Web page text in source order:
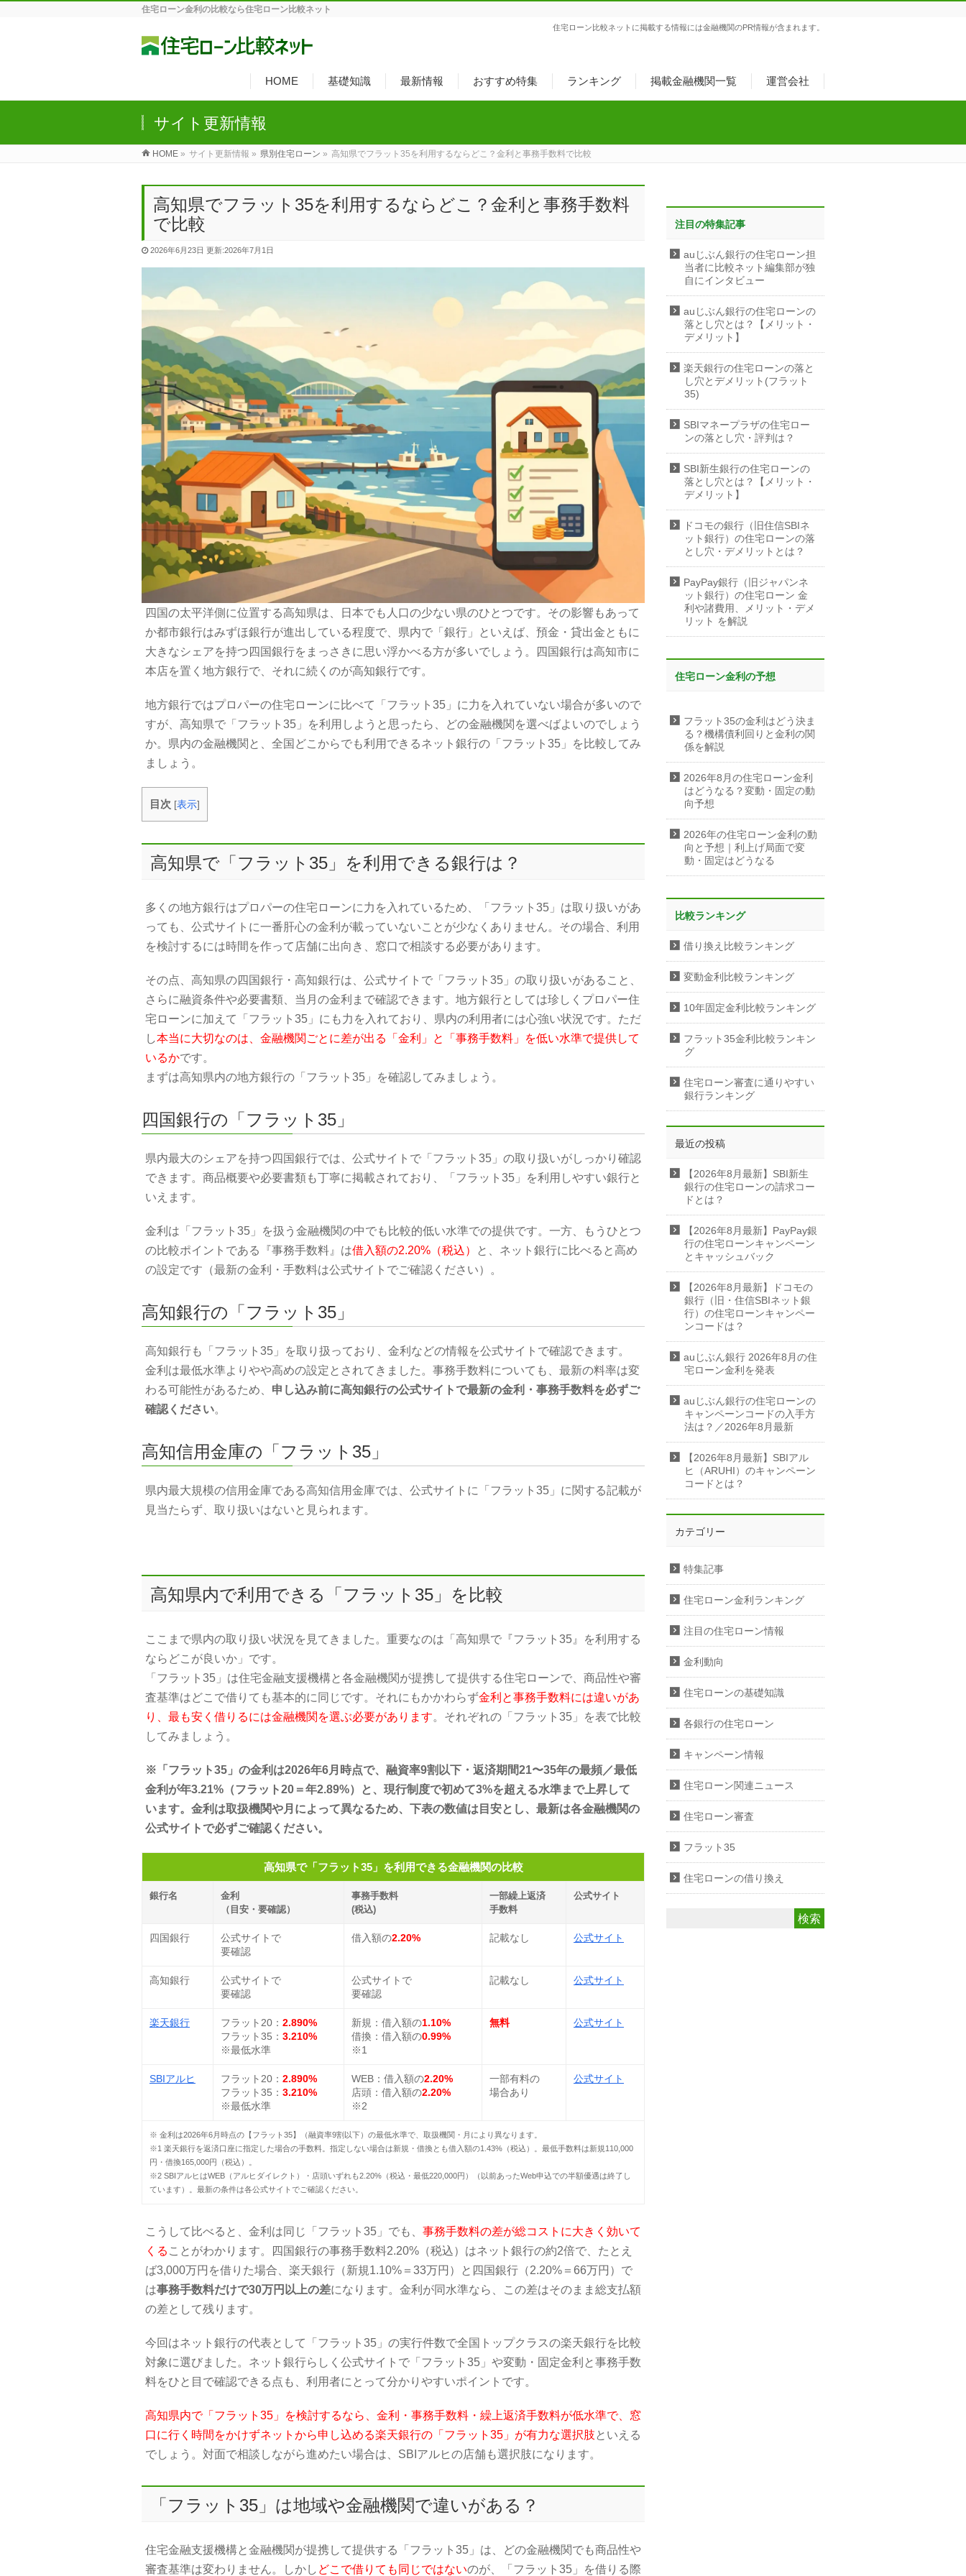
住宅ローン金利の比較なら住宅ローン比較ネット
HOME 基礎知識 最新情報 おすすめ特集 ランキング 掲載金融機関一覧 運営会社
住宅ローン比較ネットに掲載する情報には金融機関のPR情報が含まれます。
サイト更新情報
HOME » サイト更新情報 » 県別住宅ローン » 高知県でフラット35を利用するならどこ？金利と事務手数料で比較
高知県でフラット35を利用するならどこ？金利と事務手数料
で比較
2026年6月23日 更新:2026年7月1日
四国の太平洋側に位置する高知県は、日本でも人口の少ない県のひとつです。その影響もあって
か都市銀行はみずほ銀行が進出している程度で、県内で「銀行」といえば、預金・貸出金ともに
大きなシェアを持つ四国銀行をまっさきに思い浮かべる方が多いでしょう。四国銀行は高知市に
本店を置く地方銀行で、それに続くのが高知銀行です。
地方銀行ではプロパーの住宅ローンに比べて「フラット35」に力を入れていない場合が多いので
すが、高知県で「フラット35」を利用しようと思ったら、どの金融機関を選べばよいのでしょう
か。県内の金融機関と、全国どこからでも利用できるネット銀行の「フラット35」を比較してみ
ましょう。
目次 [表示]
高知県で「フラット35」を利用できる銀行は？
多くの地方銀行はプロパーの住宅ローンに力を入れているため、「フラット35」は取り扱いがあ
っても、公式サイトに一番肝心の金利が載っていないことが少なくありません。その場合、利用
を検討するには時間を作って店舗に出向き、窓口で相談する必要があります。
その点、高知県の四国銀行・高知銀行は、公式サイトで「フラット35」の取り扱いがあること、
さらに融資条件や必要書類、当月の金利まで確認できます。地方銀行としては珍しくプロパー住
宅ローンに加えて「フラット35」にも力を入れており、県内の利用者には心強い状況です。ただ
し本当に大切なのは、金融機関ごとに差が出る「金利」と「事務手数料」を低い水準で提供して
いるかです。
まずは高知県内の地方銀行の「フラット35」を確認してみましょう。
四国銀行の「フラット35」
県内最大のシェアを持つ四国銀行では、公式サイトで「フラット35」の取り扱いがしっかり確認
できます。商品概要や必要書類も丁寧に掲載されており、「フラット35」を利用しやすい銀行と
いえます。
金利は「フラット35」を扱う金融機関の中でも比較的低い水準での提供です。一方、もうひとつ
の比較ポイントである『事務手数料』は借入額の2.20%（税込）
と、ネット銀行に比べると高め
の設定です（最新の金利・手数料は公式サイトでご確認ください）。
高知銀行の「フラット35」
高知銀行も「フラット35」を取り扱っており、金利などの情報を公式サイトで確認できます。
金利は最低水準よりやや高めの設定とされてきました。事務手数料についても、最新の料率は変
わる可能性があるため、 申し込み前に高知銀行の公式サイトで最新の金利・事務手数料を必ずご
確認ください。
高知信用金庫の「フラット35」
県内最大規模の信用金庫である高知信用金庫では、公式サイトに「フラット35」に関する記載が
見当たらず、取り扱いはないと見られます。
高知県内で利用できる「フラット35」を比較
ここまで県内の取り扱い状況を見てきました。重要なのは「高知県で『フラット35』を利用する
ならどこが良いか」です。
「フラット35」は住宅金融支援機構と各金融機関が提携して提供する住宅ローンで、商品性や審
査基準はどこで借りても基本的に同じです。それにもかかわらず金利と事務手数料には違いがあ
り、最も安く借りるには金融機関を選ぶ必要があります。それぞれの「フラット35」を表で比較
してみましょう。
※「フラット35」の金利は2026年6月時点で、融資率9割以下・返済期間21〜35年の最頻／最低
金利が年3.21%（フラット20＝年2.89%）と、現行制度で初めて3%を超える水準まで上昇して
います。金利は取扱機関や月によって異なるため、下表の数値は目安とし、最新は各金融機関の
公式サイトで必ずご確認ください。
高知県で「フラット35」を利用できる金融機関の比較
銀行名
金利
（目安・要確認）
事務手数料
(税込)
一部繰上返済
手数料
公式サイト
四国銀行
公式サイトで
要確認
借入額の2.20% 記載なし 公式サイト
高知銀行
公式サイトで
要確認
公式サイトで
要確認
記載なし 公式サイト
楽天銀行 フラット20： 2.890%
フラット35： 3.210%
※最低水準
新規：借入額の1.10%
借換：借入額の0.99%
※1
無料 公式サイト
SBIアルヒ フラット20： 2.890%
フラット35： 3.210%
※最低水準
WEB：借入額の2.20%
店頭：借入額の2.20%
※2
一部有料の
場合あり
公式サイト
※ 金利は2026年6月時点の【フラット35】（融資率9割以下）の最低水準で、取扱機関・月により異なります。
※1 楽天銀行を返済口座に指定した場合の手数料。指定しない場合は新規・借換とも借入額の1.43%（税込）。最低手数料は新規110,000
円・借換165,000円（税込）。
※2 SBIアルヒはWEB（アルヒダイレクト）・店頭いずれも2.20%（税込・最低220,000円）（以前あったWeb申込での半額優遇は終了し
ています）。最新の条件は各公式サイトでご確認ください。
こうして比べると、金利は同じ「フラット35」でも、 事務手数料の差が総コストに大きく効いて
くる ことがわかります。四国銀行の事務手数料2.20%（税込）はネット銀行の約2倍で、たとえ
ば3,000万円を借りた場合、楽天銀行（新規1.10%＝33万円）と四国銀行（2.20%＝66万円）で
は事務手数料だけで30万円以上の差になります。金利が同水準なら、この差はそのまま総支払額
の差として残ります。
今回はネット銀行の代表として「フラット35」の実行件数で全国トップクラスの楽天銀行を比較
対象に選びました。ネット銀行らしく公式サイトで「フラット35」や変動・固定金利と事務手数
料をひと目で確認できる点も、利用者にとって分かりやすいポイントです。
高知県内で「フラット35」を検討するなら、金利・事務手数料・繰上返済手数料が低水準で、窓
口に行く時間をかけずネットから申し込める楽天銀行の「フラット35」が有力な選択肢 といえる
でしょう。対面で相談しながら進めたい場合は、SBIアルヒの店舗も選択肢になります。
「フラット35」は地域や金融機関で違いがある？
住宅金融支援機構と金融機関が提携して提供する「フラット35」は、どの金融機関でも商品性や
審査基準は変わりません。しかし どこで借りても同じではないのが、「フラット35」を借りる際
注目の特集記事
auじぶん銀行の住宅ローン担
当者に比較ネット編集部が独
自にインタビュー
auじぶん銀行の住宅ローンの
落とし穴とは？【メリット・
デメリット】
楽天銀行の住宅ローンの落と
し穴とデメリット(フラット
35)
SBIマネープラザの住宅ロー
ンの落とし穴・評判は？
SBI新生銀行の住宅ローンの
落とし穴とは？【メリット・
デメリット】
ドコモの銀行（旧住信SBIネ
ット銀行）の住宅ローンの落
とし穴・デメリットとは？
PayPay銀行（旧ジャパンネ
ット銀行）の住宅ローン 金
利や諸費用、メリット・デメ
リット を解説
住宅ローン金利の予想
フラット35の金利はどう決ま
る？機構債利回りと金利の関
係を解説
2026年8月の住宅ローン金利
はどうなる？変動・固定の動
向予想
2026年の住宅ローン金利の動
向と予想｜利上げ局面で変
動・固定はどうなる
比較ランキング
借り換え比較ランキング
変動金利比較ランキング
10年固定金利比較ランキング
フラット35金利比較ランキン
グ
住宅ローン審査に通りやすい
銀行ランキング
最近の投稿
【2026年8月最新】SBI新生
銀行の住宅ローンの請求コー
ドとは？
【2026年8月最新】PayPay銀
行の住宅ローンキャンペーン
とキャッシュバック
【2026年8月最新】ドコモの
銀行（旧・住信SBIネット銀
行）の住宅ローンキャンペー
ンコードは？
auじぶん銀行 2026年8月の住
宅ローン金利を発表
auじぶん銀行の住宅ローンの
キャンペーンコードの入手方
法は？／2026年8月最新
【2026年8月最新】SBIアル
ヒ（ARUHI）のキャンペーン
コードとは？
カテゴリー
特集記事
住宅ローン金利ランキング
注目の住宅ローン情報
金利動向
住宅ローンの基礎知識
各銀行の住宅ローン
キャンペーン情報
住宅ローン関連ニュース
住宅ローン審査
フラット35
住宅ローンの借り換え